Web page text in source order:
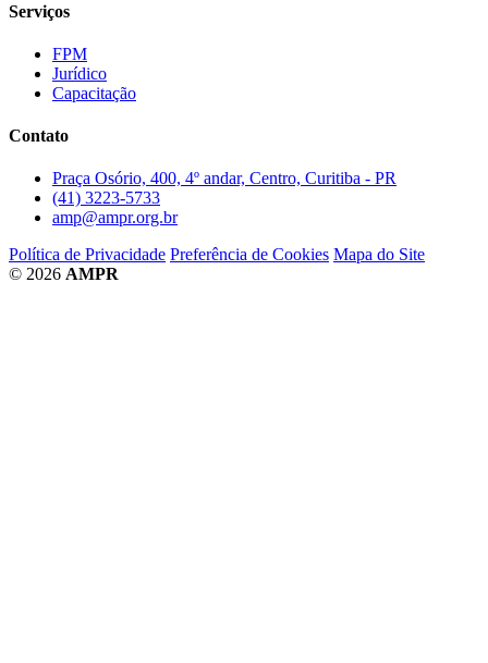
Serviços
FPM
Jurídico
Capacitação
Contato
Praça Osório, 400, 4º andar, Centro, Curitiba - PR
(41) 3223-5733
amp@ampr.org.br
Política de Privacidade Preferência de Cookies Mapa do Site
© 2026 AMPR